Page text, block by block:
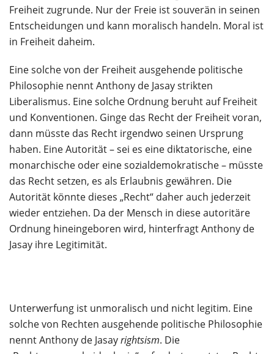
Freiheit zugrunde. Nur der Freie ist souverän in seinen
Entscheidungen und kann moralisch handeln. Moral ist
in Freiheit daheim.
Eine solche von der Freiheit ausgehende politische
Philosophie nennt Anthony de Jasay strikten
Liberalismus. Eine solche Ordnung beruht auf Freiheit
und Konventionen. Ginge das Recht der Freiheit voran,
dann müsste das Recht irgendwo seinen Ursprung
haben. Eine Autorität – sei es eine diktatorische, eine
monarchische oder eine sozialdemokratische – müsste
das Recht setzen, es als Erlaubnis gewähren. Die
Autorität könnte dieses „Recht“ daher auch jederzeit
wieder entziehen. Da der Mensch in diese autoritäre
Ordnung hineingeboren wird, hinterfragt Anthony de
Jasay ihre Legitimität.
Unterwerfung ist unmoralisch und nicht legitim. Eine
solche von Rechten ausgehende politische Philosophie
nennt Anthony de Jasayrightsism. Die